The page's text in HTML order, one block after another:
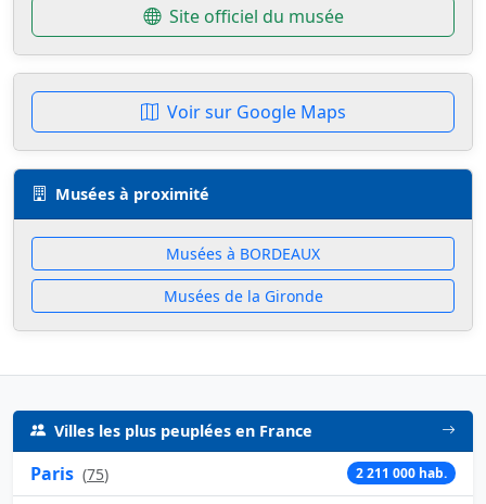
Site officiel du musée
Voir sur Google Maps
Musées à proximité
Musées à BORDEAUX
Musées de la Gironde
Villes les plus peuplées en France
Paris (75) 2 211 000 hab.